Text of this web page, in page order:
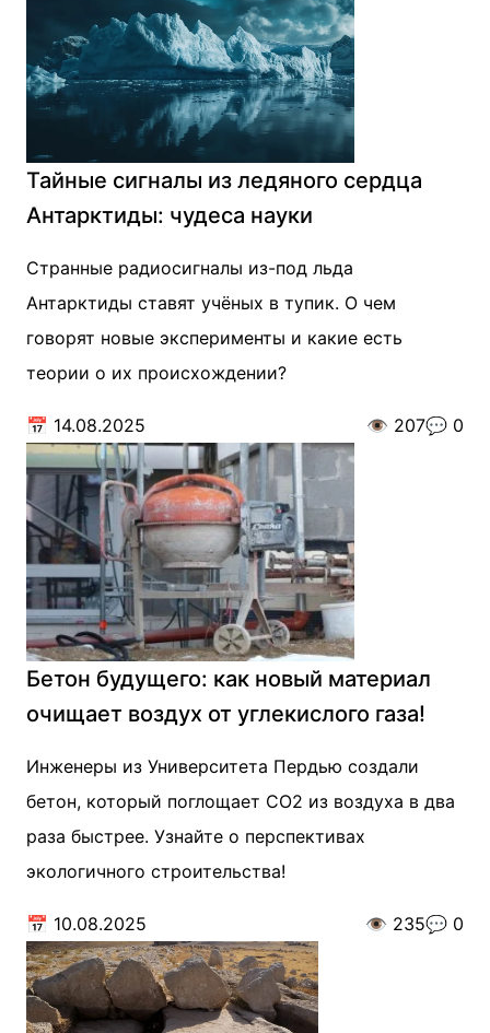
Тайные сигналы из ледяного сердца
Антарктиды: чудеса науки
Странные радиосигналы из-под льда
Антарктиды ставят учёных в тупик. О чем
говорят новые эксперименты и какие есть
теории о их происхождении?
📅 14.08.2025 👁️ 207💬 0
Бетон будущего: как новый материал
очищает воздух от углекислого газа!
Инженеры из Университета Пердью создали
бетон, который поглощает CO2 из воздуха в два
раза быстрее. Узнайте о перспективах
экологичного строительства!
📅 10.08.2025 👁️ 235💬 0